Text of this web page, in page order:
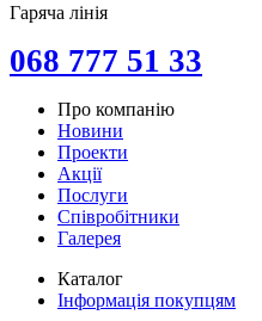
Гаряча лінія
068 777 51 33
Про компанію
Новини
Проекти
Акції
Послуги
Співробітники
Галерея
Каталог
Інформація покупцям